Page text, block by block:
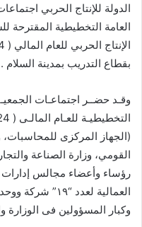
الدولة للإنتاج الحربي
العامة التخطيطية المقترحة
بقطاع التدريب بمدينة السلام .
وقـد حضــر اجتماعـات
(الجهاز المركزى للمحاسبات،
القومي، وزارة الصناعة
رؤساء وأعضاء مجالس إدارات
العمالية لعدد
وكبار المسؤولين فى الوزارة